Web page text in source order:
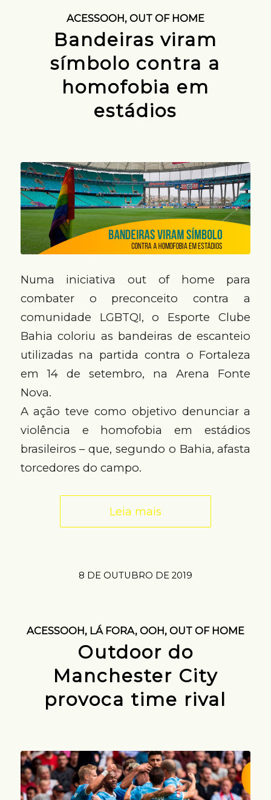
ACESSOOH, OUT OF HOME
Bandeiras viram
símbolo contra a
homofobia em
estádios
Numa iniciativa out of home para
combater o preconceito contra a
comunidade LGBTQI, o Esporte Clube
Bahia coloriu as bandeiras de escanteio
utilizadas na partida contra o Fortaleza
em 14 de setembro, na Arena Fonte
Nova.
A ação teve como objetivo denunciar a
violência e homofobia em estádios
brasileiros – que, segundo o Bahia, afasta
torcedores do campo.
Leia mais
8 DE OUTUBRO DE 2019
ACESSOOH, LÁ FORA, OOH, OUT OF HOME
Outdoor do
Manchester City
provoca time rival